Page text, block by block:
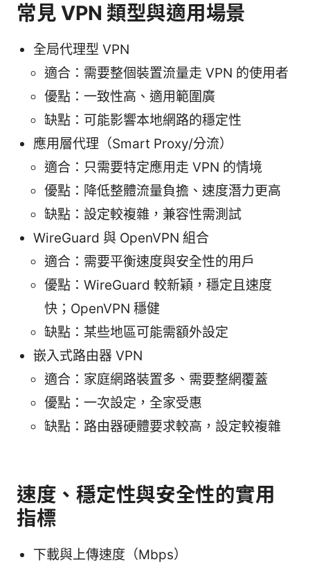
常見 VPN 類型與適用場景
全局代理型 VPN
適合：需要整個裝置流量走 VPN 的使用者
優點：一致性高、適用範圍廣
缺點：可能影響本地網路的穩定性
應用層代理（Smart Proxy/分流）
適合：只需要特定應用走 VPN 的情境
優點：降低整體流量負擔、速度潛力更高
缺點：設定較複雜，兼容性需測試
WireGuard 與 OpenVPN 組合
適合：需要平衡速度與安全性的用戶
優點：WireGuard 較新穎，穩定且速度
快；OpenVPN 穩健
缺點：某些地區可能需額外設定
嵌入式路由器 VPN
適合：家庭網路裝置多、需要整網覆蓋
優點：一次設定，全家受惠
缺點：路由器硬體要求較高，設定較複雜
速度、穩定性與安全性的實用
指標
下載與上傳速度（Mbps）